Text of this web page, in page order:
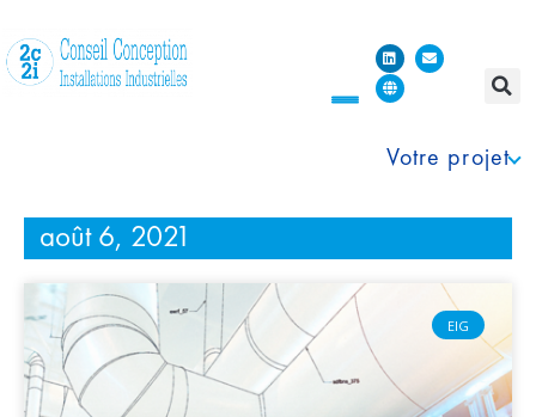
Votre projet
août 6, 2021
EIG